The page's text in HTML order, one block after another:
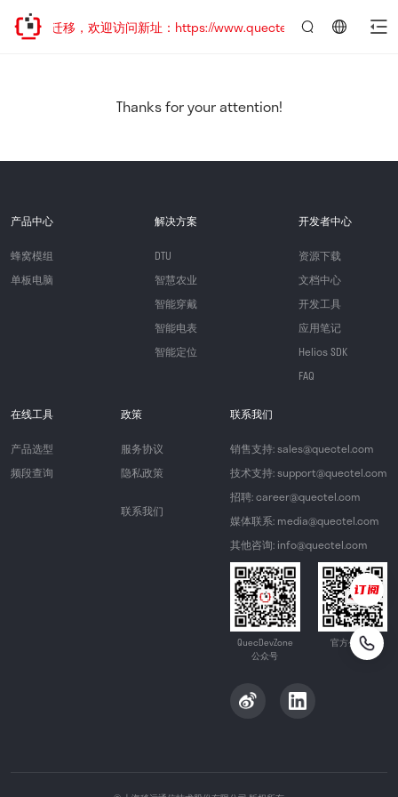
地址已迁移，欢迎访问新址：https://www.quectel.com.cn
Thanks for your attention!
产品中心
蜂窝模组
单板电脑
解决方案
DTU
智慧农业
智能穿戴
智能电表
智能定位
开发者中心
资源下载
文档中心
开发工具
应用笔记
Helios SDK
FAQ
在线工具
产品选型
频段查询
政策
服务协议
隐私政策
联系我们
联系我们
销售支持: sales@quectel.com
技术支持: support@quectel.com
招聘: career@quectel.com
媒体联系: media@quectel.com
其他咨询: info@quectel.com
QuecDevZone
公众号
官方公众号